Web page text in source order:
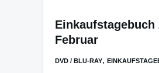
Einkaufstagebuch
Februar
DVD / BLU-RAY,